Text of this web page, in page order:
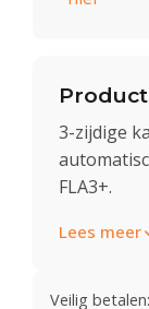
3-zijdige
FLA3+.
Lees meer
Veilig betalen: